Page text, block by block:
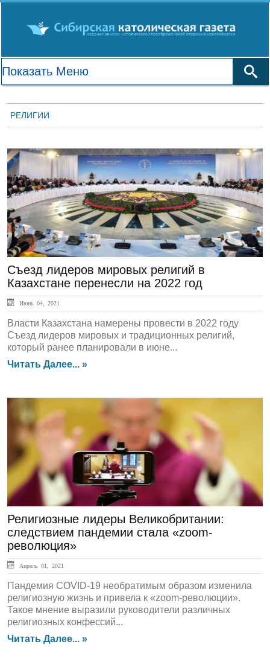
РЕЛИГИИ
ЛЕНТА НОВОСТЕЙ
Съезд лидеров мировых религий в
Казахстане перенесли на 2022 год
Июнь 04, 2021
Власти Казахстана намерены провести в 2022 году
Съезд лидеров мировых и традиционных религий,
который ранее планировали в июне...
Читать Далее... »
ЛЕНТА НОВОСТЕЙ
Религиозные лидеры Великобритании:
следствием пандемии стала «zoom-
революция»
Апрель 01, 2021
Пандемия COVID-19 необратимым образом изменила
религиозную жизнь и привела к «zoom-революции».
Такое мнение выразили руководители различных
религиозных конфессий...
Читать Далее... »